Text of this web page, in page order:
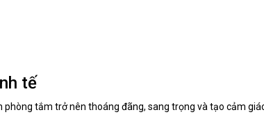
tế
phòng tắm trở nên thoáng đãng, sang trọng và tạo cảm